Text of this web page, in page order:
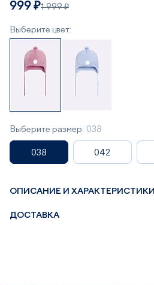
999 ₽1 999 ₽
Выберите цвет:
Выберите размер: 038
038 042
ОПИСАНИЕ И ХАРАКТЕРИСТИКИ
ДОСТАВКА